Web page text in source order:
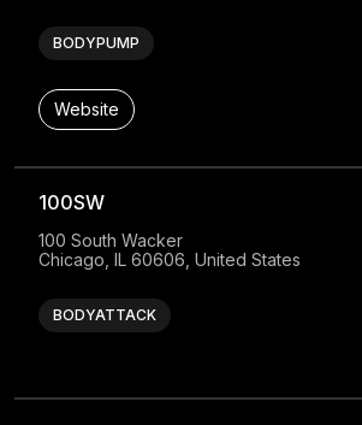
BODYPUMP
Website
100SW
BODYATTACK
100 South Wacker
Chicago, IL 60606, United States